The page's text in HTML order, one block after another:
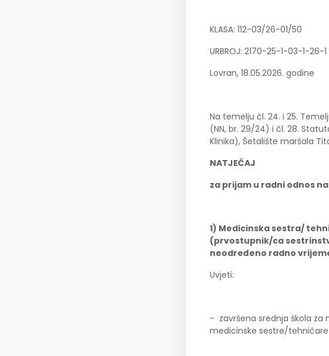
KLASA: 112-03/26-01/50
URBROJ: 2170-25-1-03-1-26-1
Lovran, 18.05.2026. godine
Na temelju čl. 24. i 25.
(NN, br. 29/24) i čl. 28.
Klinika), Šetalište maršala
NATJEČAJ
za prijam u radni odnos
1) Medicinska sestra/
(prvostupnik/ca
neodređeno radno
Uvjeti:
- završena srednja škola za
medicinske sestre/